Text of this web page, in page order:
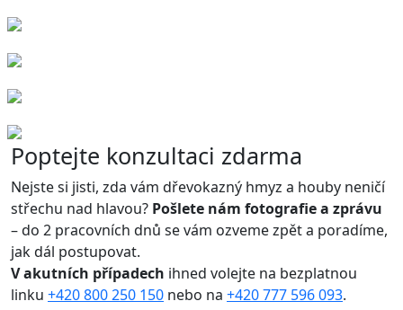
Poptejte konzultaci zdarma
Nejste si jisti, zda vám dřevokazný hmyz a houby neničí
střechu nad hlavou? Pošlete nám fotografie a zprávu
– do 2 pracovních dnů se vám ozveme zpět a poradíme,
jak dál postupovat.
V akutních případech ihned volejte na bezplatnou
linku +420 800 250 150 nebo na +420 777 596 093.